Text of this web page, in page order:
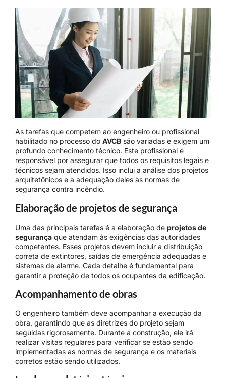
As tarefas que competem ao engenheiro ou profissional
habilitado no processo do AVCB são variadas e exigem um
profundo conhecimento técnico. Este profissional é
responsável por assegurar que todos os requisitos legais e
técnicos sejam atendidos. Isso inclui a análise dos projetos
arquitetônicos e a adequação deles às normas de
segurança contra incêndio.
Elaboração de projetos de segurança
Uma das principais tarefas é a elaboração de projetos de
segurança que atendam às exigências das autoridades
competentes. Esses projetos devem incluir a distribuição
correta de extintores, saídas de emergência adequadas e
sistemas de alarme. Cada detalhe é fundamental para
garantir a proteção de todos os ocupantes da edificação.
Acompanhamento de obras
O engenheiro também deve acompanhar a execução da
obra, garantindo que as diretrizes do projeto sejam
seguidas rigorosamente. Durante a construção, ele irá
realizar visitas regulares para verificar se estão sendo
implementadas as normas de segurança e os materiais
corretos estão sendo utilizados.